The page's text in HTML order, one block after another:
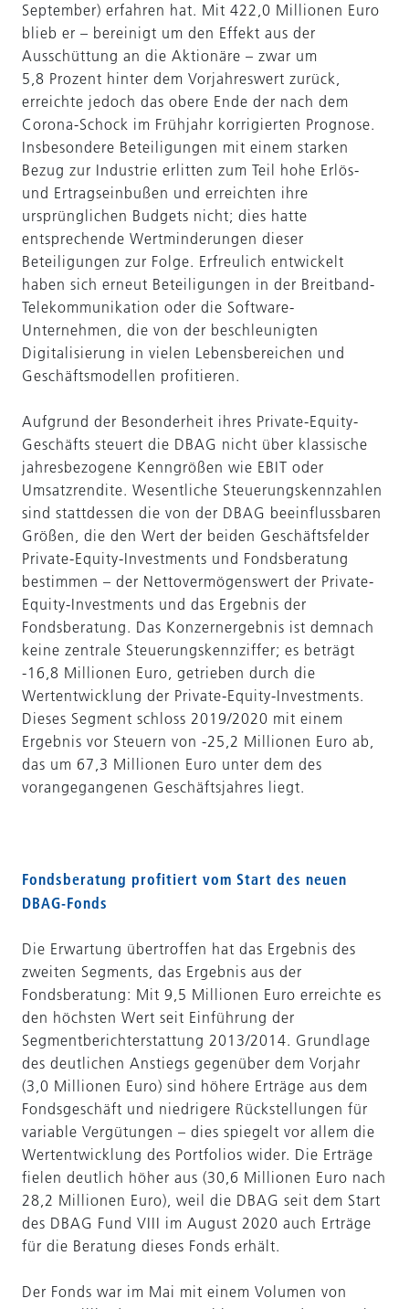
September) erfahren hat. Mit 422,0 Millionen Euro
blieb er – bereinigt um den Effekt aus der
Ausschüttung an die Aktionäre – zwar um
5,8 Prozent hinter dem Vorjahreswert zurück,
erreichte jedoch das obere Ende der nach dem
Corona-Schock im Frühjahr korrigierten Prognose.
Insbesondere Beteiligungen mit einem starken
Bezug zur Industrie erlitten zum Teil hohe Erlös-
und Ertragseinbußen und erreichten ihre
ursprünglichen Budgets nicht; dies hatte
entsprechende Wertminderungen dieser
Beteiligungen zur Folge. Erfreulich entwickelt
haben sich erneut Beteiligungen in der Breitband-
Telekommunikation oder die Software-
Unternehmen, die von der beschleunigten
Digitalisierung in vielen Lebensbereichen und
Geschäftsmodellen profitieren.
Aufgrund der Besonderheit ihres Private-Equity-
Geschäfts steuert die DBAG nicht über klassische
jahresbezogene Kenngrößen wie EBIT oder
Umsatzrendite. Wesentliche Steuerungskennzahlen
sind stattdessen die von der DBAG beeinflussbaren
Größen, die den Wert der beiden Geschäftsfelder
Private-Equity-Investments und Fondsberatung
bestimmen – der Nettovermögenswert der Private-
Equity-Investments und das Ergebnis der
Fondsberatung. Das Konzernergebnis ist demnach
keine zentrale Steuerungskennziffer; es beträgt
-16,8 Millionen Euro, getrieben durch die
Wertentwicklung der Private-Equity-Investments.
Dieses Segment schloss 2019/2020 mit einem
Ergebnis vor Steuern von -25,2 Millionen Euro ab,
das um 67,3 Millionen Euro unter dem des
vorangegangenen Geschäftsjahres liegt.
Fondsberatung profitiert vom Start des neuen
DBAG-Fonds
Die Erwartung übertroffen hat das Ergebnis des
zweiten Segments, das Ergebnis aus der
Fondsberatung: Mit 9,5 Millionen Euro erreichte es
den höchsten Wert seit Einführung der
Segmentberichterstattung 2013/2014. Grundlage
des deutlichen Anstiegs gegenüber dem Vorjahr
(3,0 Millionen Euro) sind höhere Erträge aus dem
Fondsgeschäft und niedrigere Rückstellungen für
variable Vergütungen – dies spiegelt vor allem die
Wertentwicklung des Portfolios wider. Die Erträge
fielen deutlich höher aus (30,6 Millionen Euro nach
28,2 Millionen Euro), weil die DBAG seit dem Start
des DBAG Fund VIII im August 2020 auch Erträge
für die Beratung dieses Fonds erhält.
Der Fonds war im Mai mit einem Volumen von